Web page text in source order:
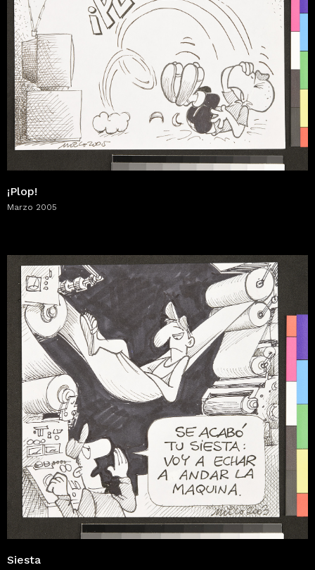
¡Plop!
Marzo 2005
Siesta